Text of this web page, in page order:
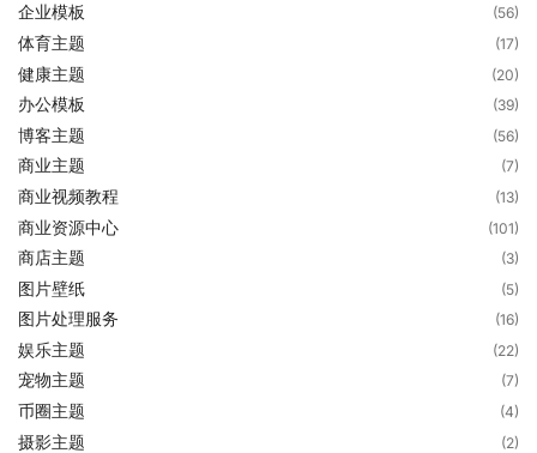
企业模板 (56)
体育主题 (17)
健康主题 (20)
办公模板 (39)
博客主题 (56)
商业主题 (7)
商业视频教程 (13)
商业资源中心 (101)
商店主题 (3)
图片壁纸 (5)
图片处理服务 (16)
娱乐主题 (22)
宠物主题 (7)
币圈主题 (4)
摄影主题 (2)